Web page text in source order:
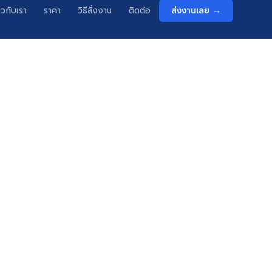
กับเรา ราคา วิธีสั่งงาน ติดต่อ ส่งงานเลย →